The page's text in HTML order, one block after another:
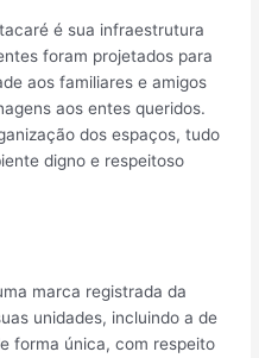
é sua infraestrutura
foram projetados para
aos familiares e amigos
aos entes queridos.
dos espaços, tudo
digno e respeitoso
marca registrada da
unidades, incluindo a de
forma única, com respeito